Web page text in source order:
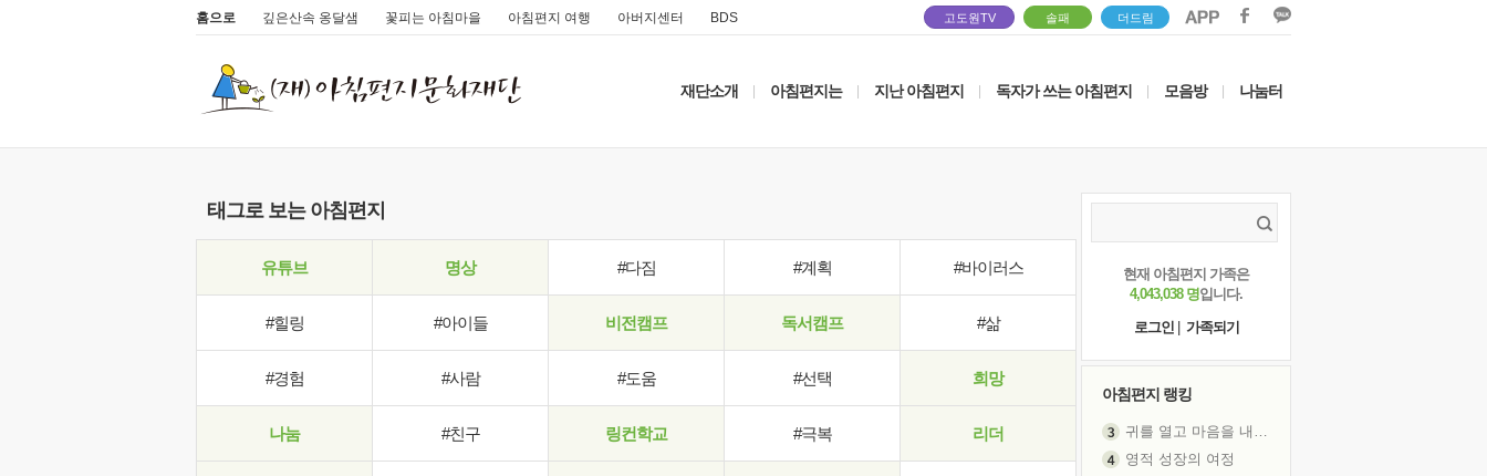
홈으로 깊은산속 옹달샘 꽃피는 아침마을 아침편지 여행 아버지센터 BDS 고도원TV 솔패 더드림
재단소개 아침편지는 지난 아침편지 독자가 쓰는 아침편지 모음방 나눔터
태그로 보는 아침편지
유튜브 명상 #다짐 #계획 #바이러스
#힐링 #아이들 비전캠프 독서캠프 #삶
#경험 #사람 #도움 #선택 희망
나눔 #친구 링컨학교 #극복 리더
현재 아침편지 가족은
4,043,038 명입니다.
로그인
가족되기
아침편지 랭킹
귀를 열고 마음을 내어주고
영적 성장의 여정